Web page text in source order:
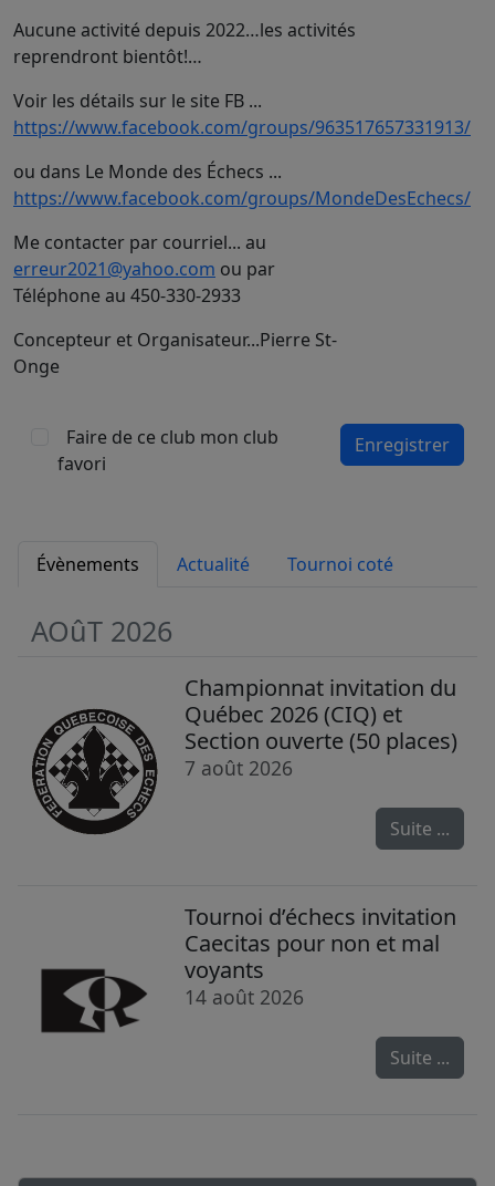
Aucune activité depuis 2022…les activités
reprendront bientôt!…
Voir les détails sur le site FB ...
https://www.facebook.com/groups/963517657331913/
ou dans Le Monde des Échecs ...
https://www.facebook.com/groups/MondeDesEchecs/
Me contacter par courriel... au
erreur2021@yahoo.com ou par
Téléphone au 450-330-2933
Concepteur et Organisateur...Pierre St-
Onge
Faire de ce club mon club
favori
Enregistrer
Évènements Actualité Tournoi coté
AOûT 2026
Championnat invitation du
Québec 2026 (CIQ) et
Section ouverte (50 places)
7 août 2026
Suite ...
Tournoi d’échecs invitation
Caecitas pour non et mal
voyants
14 août 2026
Suite ...